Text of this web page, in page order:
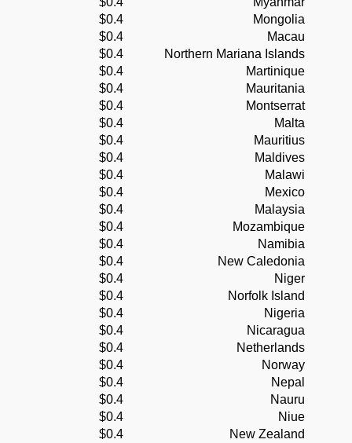
Mongolia
$0.4
Macau
$0.4
Northern Mariana Islands
$0.4
Martinique
$0.4
Mauritania
$0.4
Montserrat
$0.4
Malta
$0.4
Mauritius
$0.4
Maldives
$0.4
Malawi
$0.4
Mexico
$0.4
Malaysia
$0.4
Mozambique
$0.4
Namibia
$0.4
New Caledonia
$0.4
Niger
$0.4
Norfolk Island
$0.4
Nigeria
$0.4
Nicaragua
$0.4
Netherlands
$0.4
Norway
$0.4
Nepal
$0.4
Nauru
$0.4
Niue
$0.4
New Zealand
$0.4